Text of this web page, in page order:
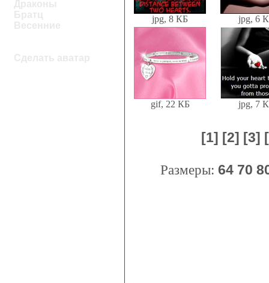
jpg, 8 КБ jpg, 6
gif, 22 КБ jpg, 7
[1] [2] [3]
Размеры: 64 70